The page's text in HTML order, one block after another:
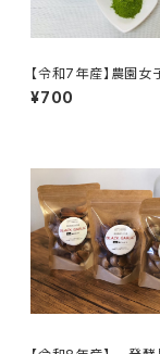
【令和7年産】農園女
桑茶パウダー(10g)
イズもあります 手軽
¥700